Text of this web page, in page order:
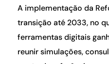
A implementação da
transição até 2033, no
ferramentas digitais
reunir simulações,